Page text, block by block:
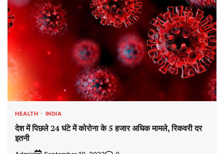
HEALTH INDIA
देश में पिछले 24 घंटे में कोरोना के 5 हजार अधिक मामले, रिकवरी दर
इतनी